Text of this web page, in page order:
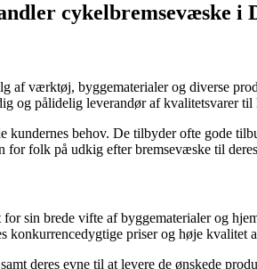
cykelbremsevæske i
af værktøj, byggematerialer og diverse
og pålidelig leverandør af kvalitetsvarer til
behov. De tilbyder ofte gode
for folk på udkig efter bremsevæske til
sin brede vifte af byggematerialer og
konkurrencedygtige priser og høje kvalitet
deres evne til at levere de ønskede